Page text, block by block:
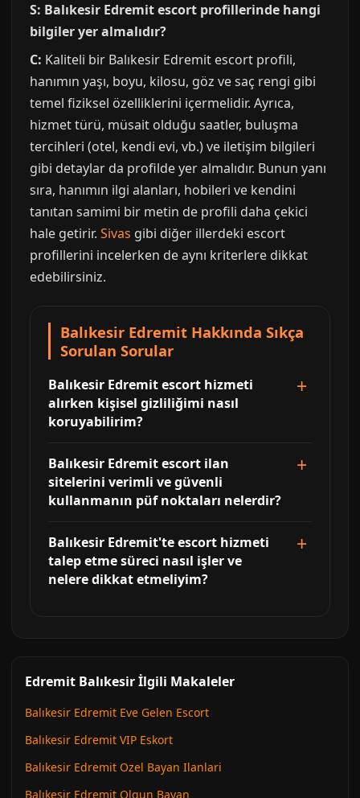
S: Balıkesir Edremit escort profillerinde hangi
bilgiler yer almalıdır?
C: Kaliteli bir Balıkesir Edremit escort profili,
hanımın yaşı, boyu, kilosu, göz ve saç rengi gibi
temel fiziksel özelliklerini içermelidir. Ayrıca,
hizmet türü, müsait olduğu saatler, buluşma
tercihleri (otel, kendi evi, vb.) ve iletişim bilgileri
gibi detaylar da profilde yer almalıdır. Bunun yanı
sıra, hanımın ilgi alanları, hobileri ve kendini
tanıtan samimi bir metin de profili daha çekici
hale getirir. Sivas gibi diğer illerdeki escort
profillerini incelerken de aynı kriterlere dikkat
edebilirsiniz.
Balıkesir Edremit Hakkında Sıkça
Sorulan Sorular
Balıkesir Edremit escort hizmeti
alırken kişisel gizliliğimi nasıl
koruyabilirim?
Balıkesir Edremit escort ilan
sitelerini verimli ve güvenli
kullanmanın püf noktaları nelerdir?
Balıkesir Edremit'te escort hizmeti
talep etme süreci nasıl işler ve
nelere dikkat etmeliyim?
Edremit Balıkesir İlgili Makaleler
Balıkesir Edremit Eve Gelen Escort
Balıkesir Edremit VIP Eskort
Balıkesir Edremit Ozel Bayan Ilanlari
Balıkesir Edremit Olgun Bayan